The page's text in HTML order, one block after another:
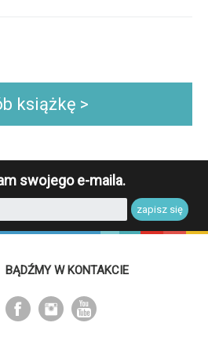
książkę >
swojego e-maila.
BĄDŹMY W KONTAKCIE